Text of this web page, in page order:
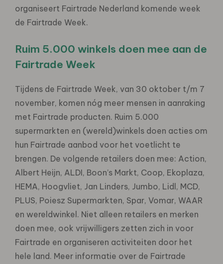
organiseert Fairtrade Nederland komende week
de Fairtrade Week.
Ruim 5.000 winkels doen mee aan de
Fairtrade Week
Tijdens de Fairtrade Week, van 30 oktober t/m 7
november, komen nóg meer mensen in aanraking
met Fairtrade producten. Ruim 5.000
supermarkten en (wereld)winkels doen acties om
hun Fairtrade aanbod voor het voetlicht te
brengen. De volgende retailers doen mee: Action,
Albert Heijn, ALDI, Boon’s Markt, Coop, Ekoplaza,
HEMA, Hoogvliet, Jan Linders, Jumbo, Lidl, MCD,
PLUS, Poiesz Supermarkten, Spar, Vomar, WAAR
en wereldwinkel. Niet alleen retailers en merken
doen mee, ook vrijwilligers zetten zich in voor
Fairtrade en organiseren activiteiten door het
hele land. Meer informatie over de Fairtrade